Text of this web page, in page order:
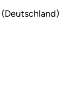
(Deutschland)